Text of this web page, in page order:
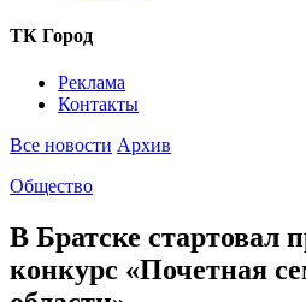
ТК Город
Реклама
Контакты
Все новости Архив
Общество
В Братске стартовал
конкурс «Почетная